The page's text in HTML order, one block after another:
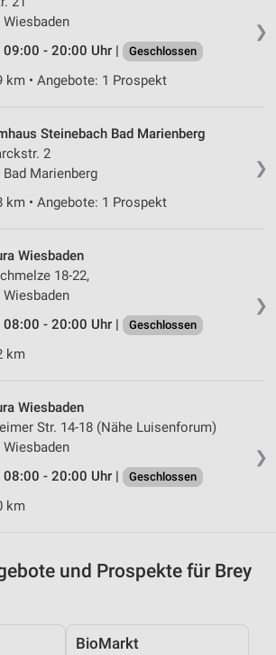
❯
Wiesbaden
09:00 - 20:00 Uhr |
Geschlossen
km • Angebote: 1 Prospekt
❯
Steinebach Bad Marienberg
2
Bad Marienberg
km • Angebote: 1 Prospekt
❯
Wiesbaden
18-22,
Wiesbaden
08:00 - 20:00 Uhr |
Geschlossen
km
❯
Wiesbaden
Str. 14-18 (Nähe Luisenforum)
Wiesbaden
08:00 - 20:00 Uhr |
Geschlossen
km
und Prospekte für Brey
BioMarkt
für personalisierte
Profilen zur Auswahl
zur Personalisierung
von Inhalten
durch Statistiken oder
Daten aus verschiedenen
Daten zur Auswahl von